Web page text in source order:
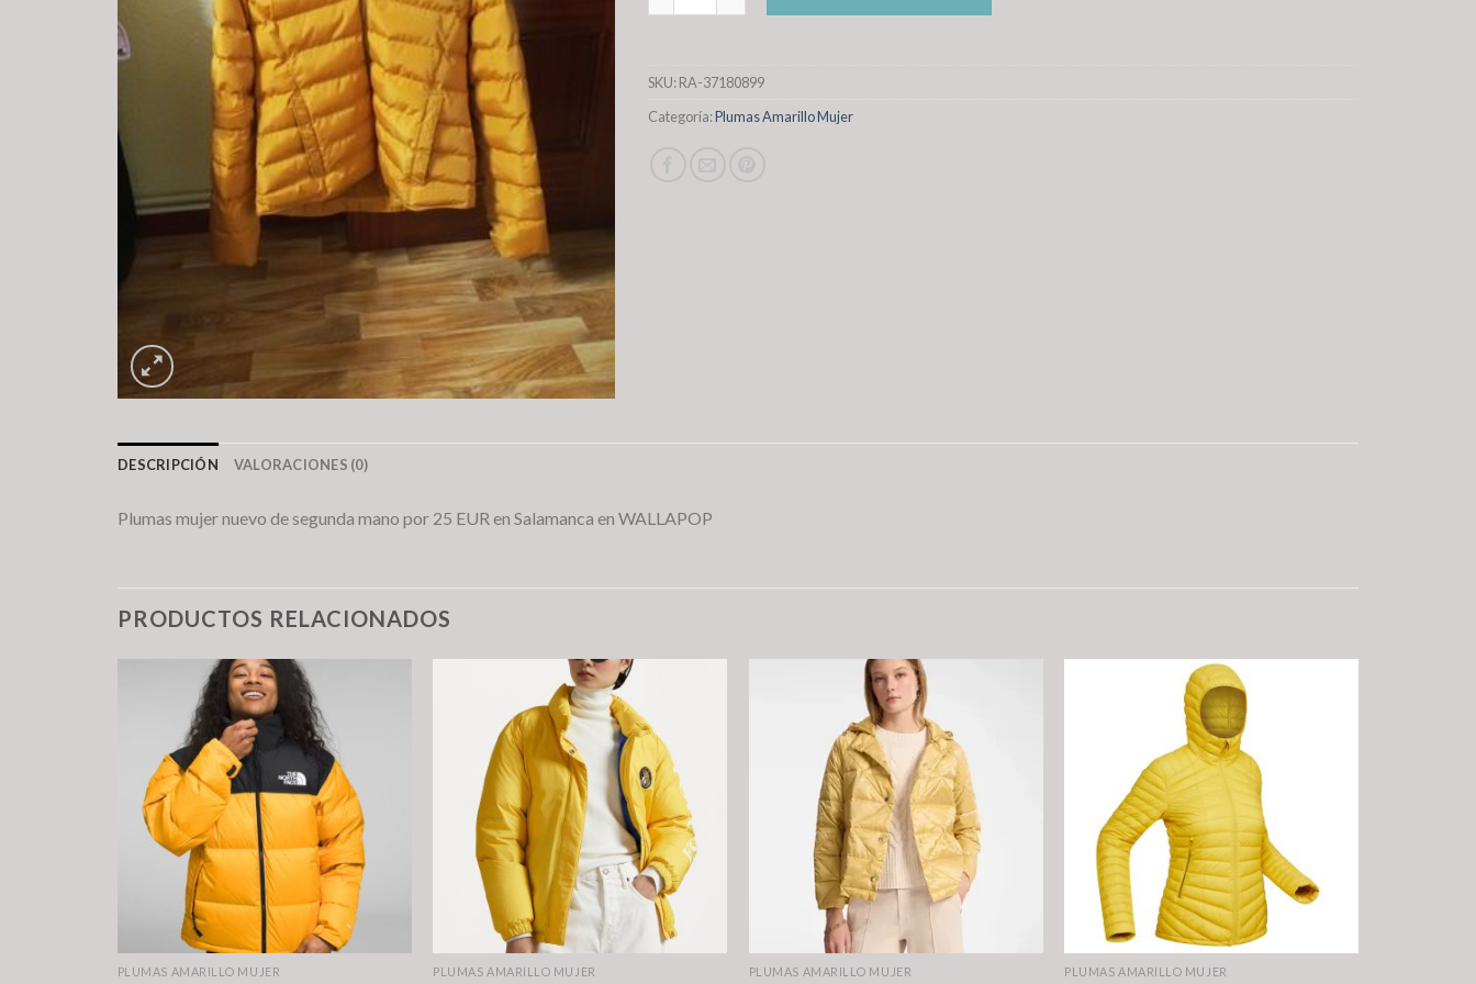
SKU:RA-37180899
Categoría:Plumas Amarillo Mujer
DESCRIPCIÓN VALORACIONES (0)
Plumas mujer nuevo de segunda mano por 25 EUR en Salamanca en WALLAPOP
PRODUCTOS RELACIONADOS
PLUMAS AMARILLO MUJER PLUMAS AMARILLO MUJER PLUMAS AMARILLO MUJER PLUMAS AMARILLO MUJER